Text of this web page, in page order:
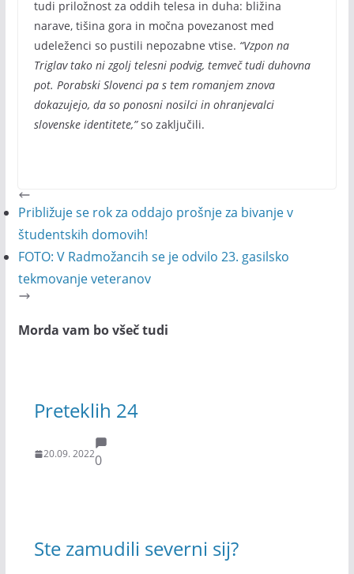
tudi priložnost za oddih telesa in duha: bližina
narave, tišina gora in močna povezanost med
udeleženci so pustili nepozabne vtise. “Vzpon na
Triglav tako ni zgolj telesni podvig, temveč tudi duhovna
pot. Porabski Slovenci pa s tem romanjem znova
dokazujejo, da so ponosni nosilci in ohranjevalci
slovenske identitete,”so zaključili.
Približuje se rok za oddajo prošnje za bivanje v
študentskih domovih!
FOTO: V Radmožancih se je odvilo 23. gasilsko
tekmovanje veteranov
Morda vam bo všeč tudi
Preteklih 24
20.09. 20220
Ste zamudili severni sij?